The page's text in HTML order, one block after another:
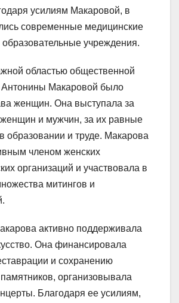
усилиям Макаровой, в
современные медицинские
учреждения.
областью общественной
Антонины Макаровой было
женщин. Она выступала за
и мужчин, за их равные
образовании и труде. Макарова
членом женских
организаций и участвовала в
митингов и
активно поддерживала
Она финансировала
и сохранению
памятников, организовывала
Благодаря ее усилиям,